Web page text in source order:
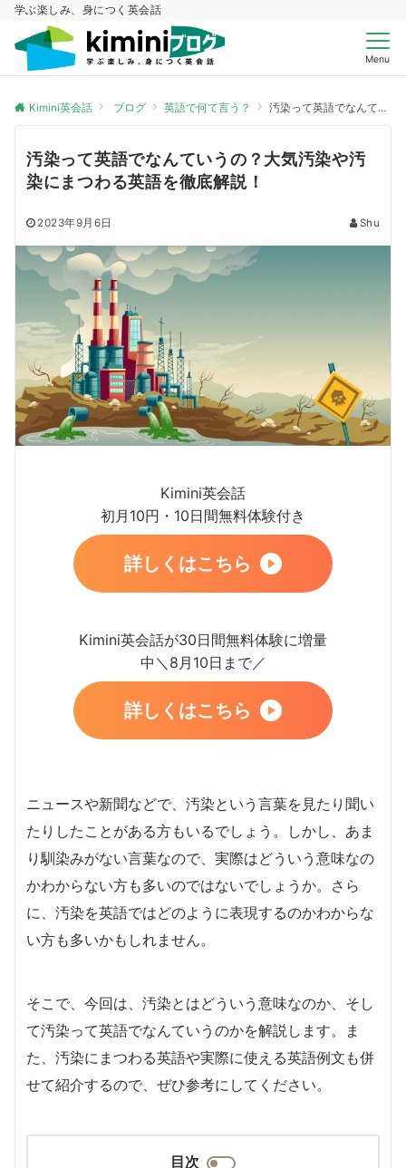
学ぶ楽しみ、身につく英会話
Menu
Kimini英会話 ブログ 英語で何て言う？ 汚染って英語でなんていうの？大気汚染や汚染にまつわる英語を徹底解説！
汚染って英語でなんていうの？大気汚染や汚
染にまつわる英語を徹底解説！
2023年9月6日 Shu
Kimini英会話
初月10円・10日間無料体験付き
詳しくはこちら
Kimini英会話が30日間無料体験に増量
中＼8月10日まで／
詳しくはこちら
ニュースや新聞などで、汚染という言葉を見たり聞い
たりしたことがある方もいるでしょう。しかし、あま
り馴染みがない言葉なので、実際はどういう意味なの
かわからない方も多いのではないでしょうか。さら
に、汚染を英語ではどのように表現するのかわからな
い方も多いかもしれません。
そこで、今回は、汚染とはどういう意味なのか、そし
て汚染って英語でなんていうのかを解説します。ま
た、汚染にまつわる英語や実際に使える英語例文も併
せて紹介するので、ぜひ参考にしてください。
目次